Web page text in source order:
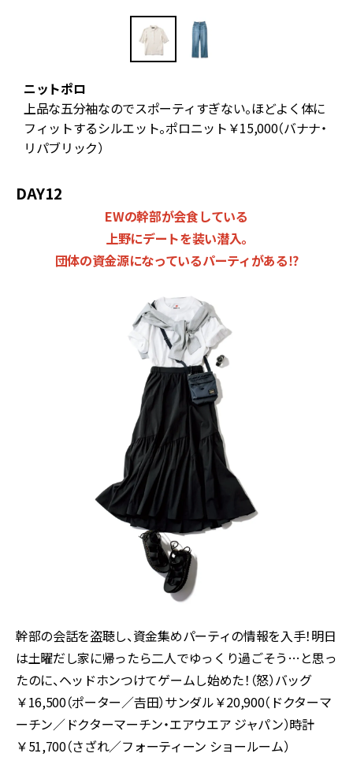
ニットポロ
上品な五分袖なのでスポーティすぎない。ほどよく体に
フィットするシルエット。ポロニット￥15,000（バナナ・
リパブリック）
DAY12
EWの幹部が会食している
上野にデートを装い潜入。
団体の資金源になっているパーティがある⁉
幹部の会話を盗聴し、資金集めパーティの情報を入手！明日
は土曜だし家に帰ったら二人でゆっくり過ごそう…と思っ
たのに、ヘッドホンつけてゲームし始めた！（怒）バッグ
￥16,500（ポーター／𠮷田）サンダル￥20,900（ドクターマ
ーチン／ドクターマーチン・エアウエア ジャパン）時計
￥51,700（さざれ／フォーティーン ショールーム）